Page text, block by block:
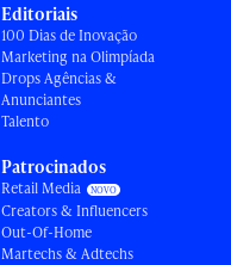
Editoriais
100 Dias de Inovação
Marketing na Olimpíada
Drops Agências &
Anunciantes
Talento
Patrocinados
Retail Media
Creators & Influencers
Out-Of-Home
Martechs & Adtechs